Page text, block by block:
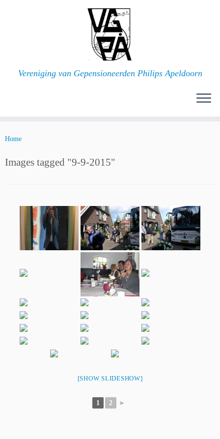
Vereniging van Gepensioneerden Philips Apeldoorn
Home
Images tagged "9-9-2015"
[SHOW SLIDESHOW]
1 2 ►